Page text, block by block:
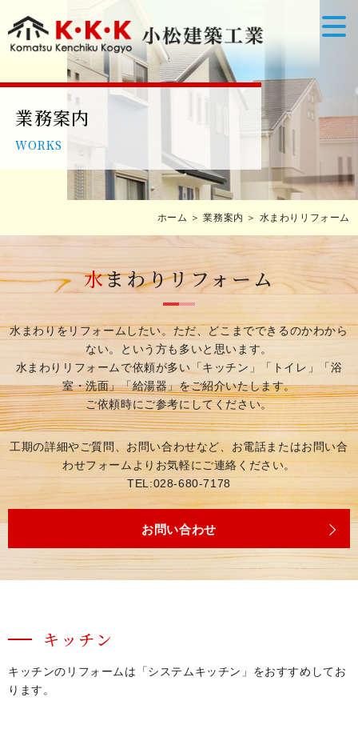
業務案内
WORKS
ホーム ＞ 業務案内 ＞ 水まわりリフォーム
水まわりリフォーム
水まわりをリフォームしたい。ただ、どこまでできるのかわから
ない。という方も多いと思います。
水まわりリフォームで依頼が多い「キッチン」「トイレ」「浴
室・洗面」「給湯器」をご紹介いたします。
ご依頼時にご参考にしてください。
工期の詳細やご質問、お問い合わせなど、お電話またはお問い合
わせフォームよりお気軽にご連絡ください。
TEL:028-680-7178
お問い合わせ
キッチン
キッチンのリフォームは「システムキッチン」をおすすめしてお
ります。